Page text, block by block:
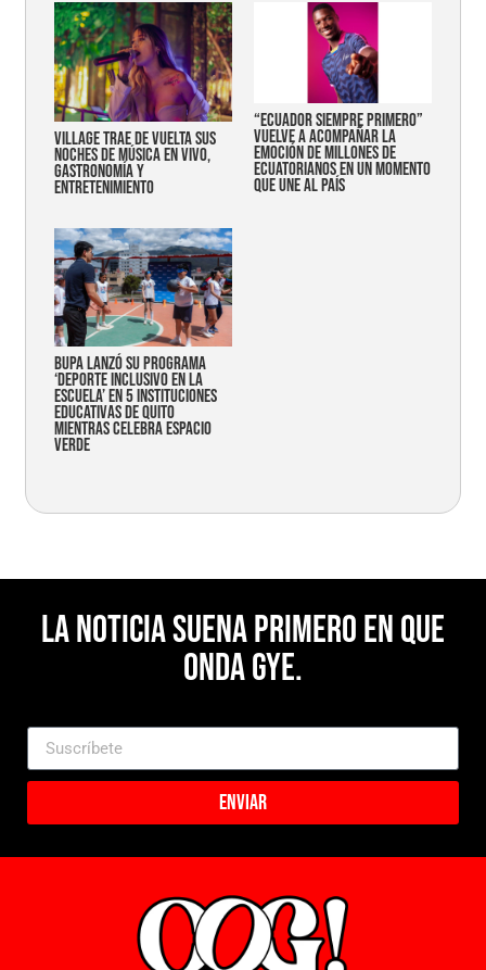
Village trae de vuelta sus
noches de música en vivo,
gastronomía y
entretenimiento
“Ecuador siempre primero”
vuelve a acompañar la
emoción de millones de
ecuatorianos en un momento
que une al país
Bupa lanzó su programa
‘Deporte Inclusivo en la
Escuela’ en 5 instituciones
educativas de Quito
mientras celebra espacio
verde
La noticia suena primero en Que
Onda Gye.
Enviar